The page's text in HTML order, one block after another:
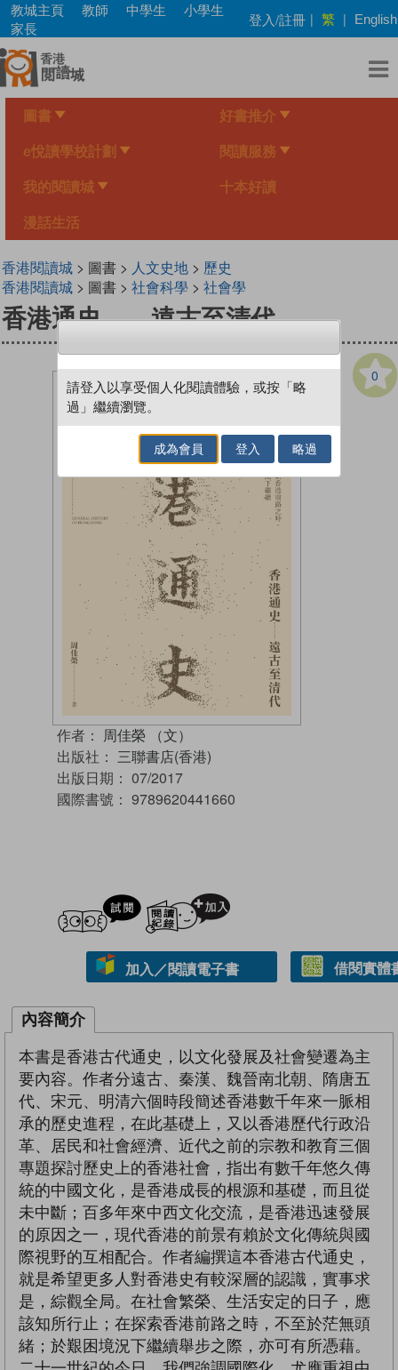
Skip
main
content
教城主頁 教師 中學生
小學生
家長
登入/註冊 | 繁 | English
圖書 好書推介
e悅讀學校計劃 閱讀服務
我的閱讀城 十本好讀
漫話生活
香港閱讀城> 圖書 > 人文史地> 歷史
香港閱讀城> 圖書 > 社會科學 > 社會學
香港通史——遠古至清代
0
作者： 周佳榮 （文）
出版社： 三聯書店(香港)
出版日期： 07/2017
國際書號： 9789620441660
試閲
加入／閱讀電子書 借閱實體
內容簡介
本書是香港古代通史，以文化發展及社會變遷為主
要內容。作者分遠古、秦漢、魏晉南北朝、隋唐五
代、宋元、明清六個時段簡述香港數千年來一脈相
承的歷史進程，在此基礎上，又以香港歷代行政沿
革、居民和社會經濟、近代之前的宗教和教育三個
專題探討歷史上的香港社會，指出有數千年悠久傳
統的中國文化，是香港成長的根源和基礎，而且從
未中斷；百多年來中西文化交流，是香港迅速發展
的原因之一，現代香港的前景有賴於文化傳統與國
際視野的互相配合。作者編撰這本香港古代通史，
就是希望更多人對香港史有較深層的認識，實事求
是，綜觀全局。在社會繁榮、生活安定的日子，應
該知所行止；在探索香港前路之時，不至於茫無頭
緒；於艱困境況下繼續舉步之際，亦可有所憑藉。
請登入以享受個人化閱讀體驗，或按「略
過」繼續瀏覽。
成為會員 登入 略過